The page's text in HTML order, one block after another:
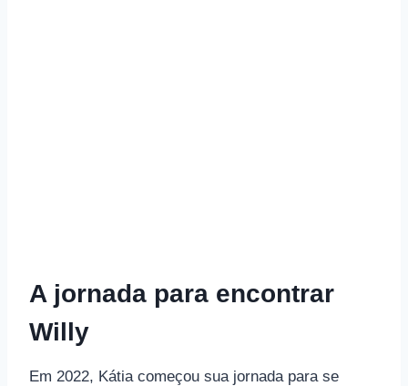
A jornada para encontrar
Willy
Em 2022, Kátia começou sua jornada para se